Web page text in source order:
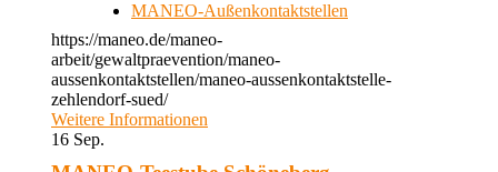
MANEO-Außenkontaktstellen
https://maneo.de/maneo-
arbeit/gewaltpraevention/maneo-
aussenkontaktstellen/maneo-aussenkontaktstelle-
zehlendorf-sued/
Weitere Informationen
16 Sep.